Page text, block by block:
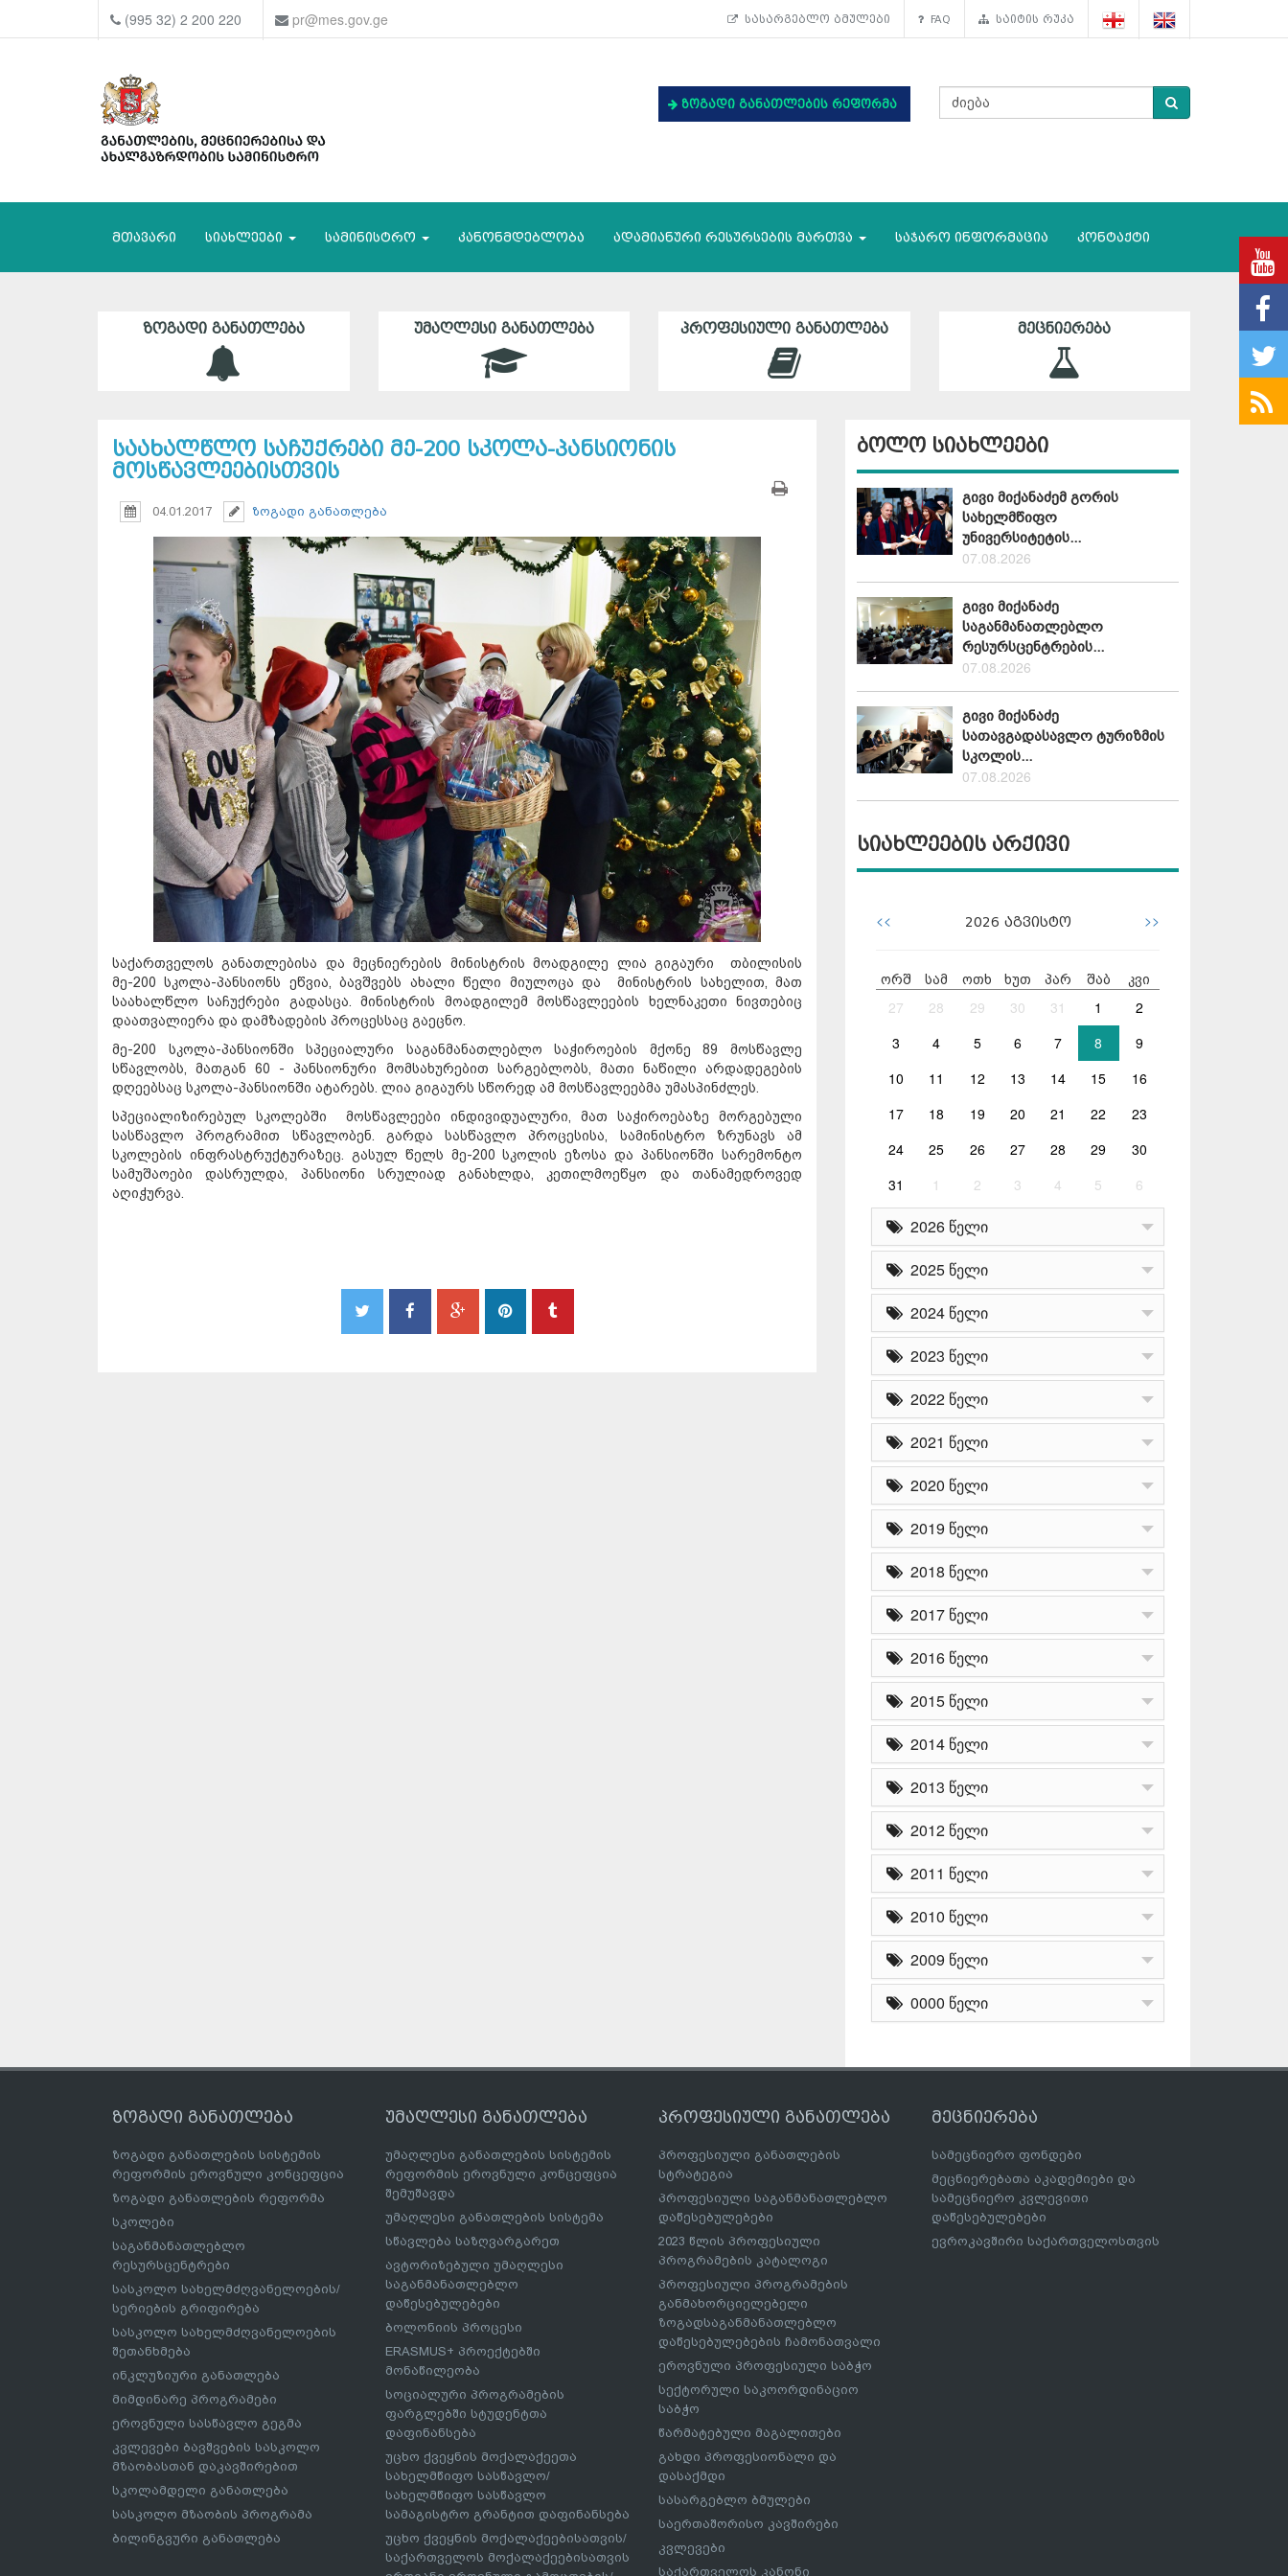
(995 32) 2 200 220 pr@mes.gov.ge სასარგებლო ბმულები FAQ საიტის რუკა
ზოგადი განათლების რეფორმა
მთავარი სიახლეები სამინისტრო კანონმდებლობა ადამიანური რესურსების მართვა საჯარო ინფორმაცია კონტაქტი
ᲖᲝᲒᲐᲓᲘ ᲒᲐᲜᲐᲗᲚᲔᲑᲐ ᲣᲛᲐᲦᲚᲔᲡᲘ ᲒᲐᲜᲐᲗᲚᲔᲑᲐ ᲞᲠᲝᲤᲔᲡᲘᲣᲚᲘ ᲒᲐᲜᲐᲗᲚᲔᲑᲐ ᲛᲔᲪᲜᲘᲔᲠᲔᲑᲐ
საახალწლო საჩუქრები მე-200 სკოლა-პანსიონის
მოსწავლეებისთვის
04.01.2017 ზოგადი განათლება
საქართველოს განათლებისა და მეცნიერების მინისტრის მოადგილე ლია გიგაური თბილისის
მე-200 სკოლა-პანსიონს ეწვია, ბავშვებს ახალი წელი მიულოცა და მინისტრის სახელით, მათ
საახალწლო საჩუქრები გადასცა. მინისტრის მოადგილემ მოსწავლეების ხელნაკეთი ნივთებიც
დაათვალიერა და დამზადების პროცესსაც გაეცნო.
მე-200 სკოლა-პანსიონში სპეციალური საგანმანათლებლო საჭიროების მქონე 89 მოსწავლე
სწავლობს, მათგან 60 - პანსიონური მომსახურებით სარგებლობს, მათი ნაწილი არდადეგების
დღეებსაც სკოლა-პანსიონში ატარებს. ლია გიგაურს სწორედ ამ მოსწავლეებმა უმასპინძლეს.
სპეციალიზირებულ სკოლებში მოსწავლეები ინდივიდუალური, მათ საჭიროებაზე მორგებული
სასწავლო პროგრამით სწავლობენ. გარდა სასწავლო პროცესისა, სამინისტრო ზრუნავს ამ
სკოლების ინფრასტრუქტურაზეც. გასულ წელს მე-200 სკოლის ეზოსა და პანსიონში სარემონტო
სამუშაოები დასრულდა, პანსიონი სრულიად განახლდა, კეთილმოეწყო და თანამედროვედ
აღიჭურვა.
ბოლო სიახლეები
გივი მიქანაძემ გორის
სახელმწიფო
უნივერსიტეტის...
07.08.2026
გივი მიქანაძე
საგანმანათლებლო
რესურსცენტრების...
07.08.2026
გივი მიქანაძე
სათავგადასავლო ტურიზმის
სკოლის...
07.08.2026
სიახლეების არქივი
<< 2026 აგვისტო >>
ორშ სამ ოთხ ხუთ პარ შაბ კვი
27 28 29 30 31 1
2
3
4 5 6 7 8
9
10
11 12 13 14 15
16
17
18 19 20 21 22
23
24
25 26 27 28 29
30
31
1 2 3 4 5 6
2026 წელი
2025 წელი
2024 წელი
2023 წელი
2022 წელი
2021 წელი
2020 წელი
2019 წელი
2018 წელი
2017 წელი
2016 წელი
2015 წელი
2014 წელი
2013 წელი
2012 წელი
2011 წელი
2010 წელი
2009 წელი
0000 წელი
ზოგადი განათლება
ზოგადი განათლების სისტემის
რეფორმის ეროვნული კონცეფცია
ზოგადი განათლების რეფორმა
სკოლები
საგანმანათლებლო
რესურსცენტრები
სასკოლო სახელმძღვანელოების/
სერიების გრიფირება
სასკოლო სახელმძღვანელოების
შეთანხმება
ინკლუზიური განათლება
მიმდინარე პროგრამები
ეროვნული სასწავლო გეგმა
კვლევები ბავშვების სასკოლო
მზაობასთან დაკავშირებით
სკოლამდელი განათლება
სასკოლო მზაობის პროგრამა
ბილინგვური განათლება
უმაღლესი განათლება
უმაღლესი განათლების სისტემის
რეფორმის ეროვნული კონცეფცია
შემუშავდა
უმაღლესი განათლების სისტემა
სწავლება საზღვარგარეთ
ავტორიზებული უმაღლესი
საგანმანათლებლო
დაწესებულებები
ბოლონიის პროცესი
ERASMUS+ პროექტებში
მონაწილეობა
სოციალური პროგრამების
ფარგლებში სტუდენტთა
დაფინანსება
უცხო ქვეყნის მოქალაქეეთა
სახელმწიფო სასწავლო/
სახელმწიფო სასწავლო
სამაგისტრო გრანტით დაფინანსება
უცხო ქვეყნის მოქალაქეებისათვის/
საქართველოს მოქალაქეებისათვის
პროფესიული განათლება
პროფესიული განათლების
სტრატეგია
პროფესიული საგანმანათლებლო
დაწესებულებები
2023 წლის პროფესიული
პროგრამების კატალოგი
პროფესიული პროგრამების
განმახორციელებელი
ზოგადსაგანმანათლებლო
დაწესებულებების ჩამონათვალი
ეროვნული პროფესიული საბჭო
სექტორული საკოორდინაციო
საბჭო
წარმატებული მაგალითები
გახდი პროფესიონალი და
დასაქმდი
სასარგებლო ბმულები
საერთაშორისო კავშირები
კვლევები
საქართველოს კანონი
მეცნიერება
სამეცნიერო ფონდები
მეცნიერებათა აკადემიები და
სამეცნიერო კვლევითი
დაწესებულებები
ევროკავშირი საქართველოსთვის